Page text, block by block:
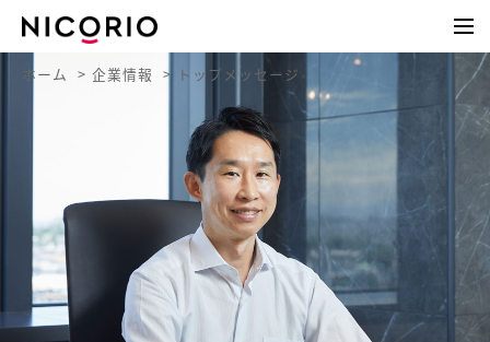
ホーム 企業情報 トップメッセージ